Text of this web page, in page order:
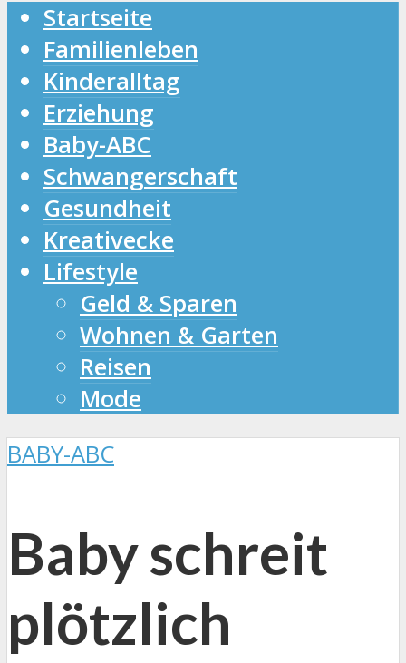
Startseite
Familienleben
Kinderalltag
Erziehung
Baby-ABC
Schwangerschaft
Gesundheit
Kreativecke
Lifestyle
Geld & Sparen
Wohnen & Garten
Reisen
Mode
BABY-ABC
Baby schreit
plötzlich